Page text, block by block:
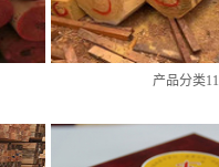
产品分类11